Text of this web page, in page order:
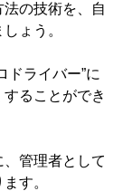
の技術を、自
ょう。
ドライバー”に
ることができ
管理者として
す。